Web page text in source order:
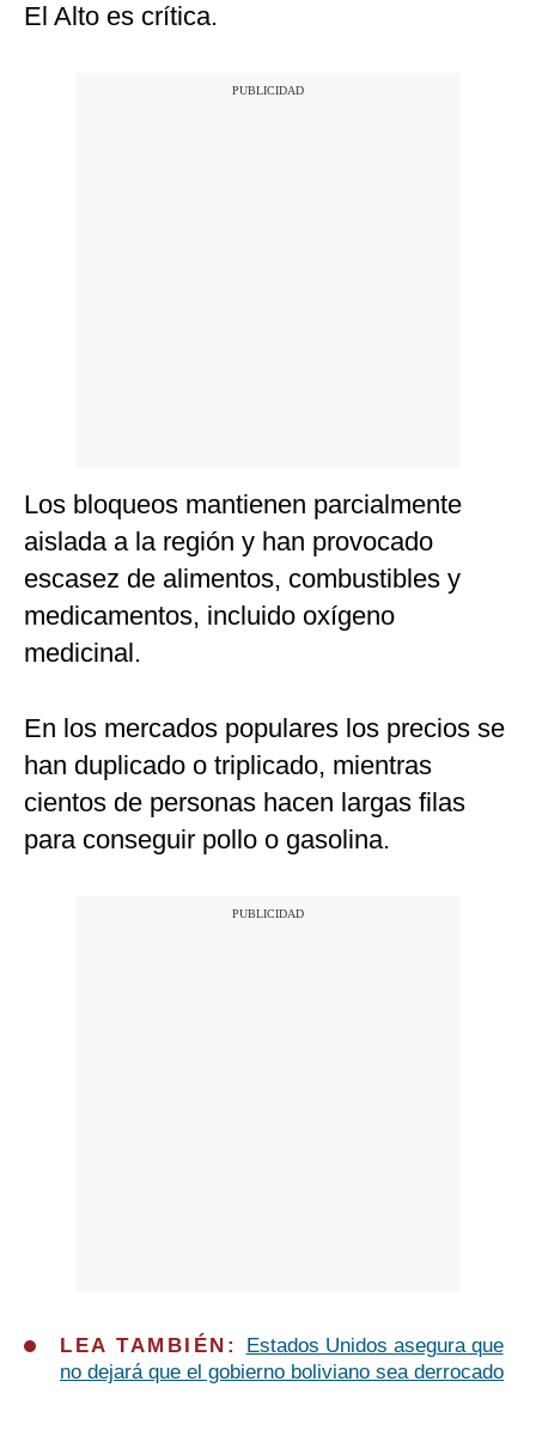
El Alto es crítica.
Los bloqueos mantienen parcialmente
aislada a la región y han provocado
escasez de alimentos, combustibles y
medicamentos, incluido oxígeno
medicinal.
En los mercados populares los precios se
han duplicado o triplicado, mientras
cientos de personas hacen largas filas
para conseguir pollo o gasolina.
LEA TAMBIÉN:
Estados Unidos asegura que
no dejará que el gobierno boliviano sea derrocado